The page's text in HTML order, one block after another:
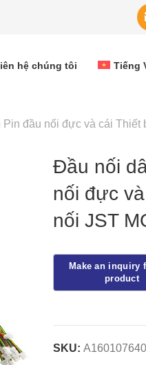
hệ chúng tôi Tiếng
đầu nối đực và cái Thiết
Đầu nối
nối đực
nối JST
SKU: